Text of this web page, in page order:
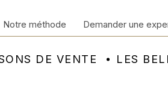
DE VENTE LES
Notre méthode Demander une